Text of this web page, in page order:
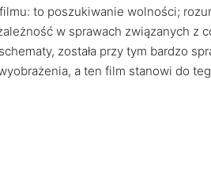
to poszukiwanie wolności;
w sprawach związanych z
została przy tym bardzo
a ten film stanowi do